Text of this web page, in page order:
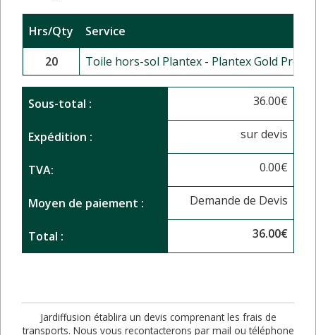
Hrs/Qty
Service
20
Toile hors-sol Plantex - Plantex Gold Pro
Sous-total : 36.00€
Expédition : sur devis
TVA: 0.00€
Moyen de paiement : Demande de Devis
Total : 36.00€
Jardiffusion établira un devis comprenant les frais de
transports. Nous vous recontacterons par mail ou téléphone